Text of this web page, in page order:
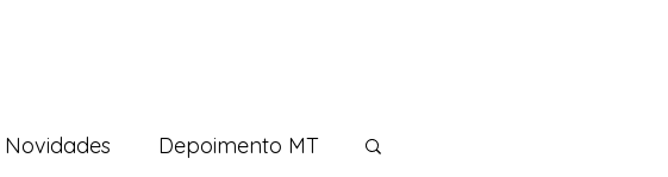
Novidades Depoimento MT